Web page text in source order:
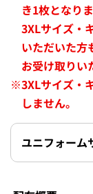
き1枚となりま
3XLサイズ・
いただいた方
お受け取りい
※3XLサイズ・
しません。
ユニフォーム